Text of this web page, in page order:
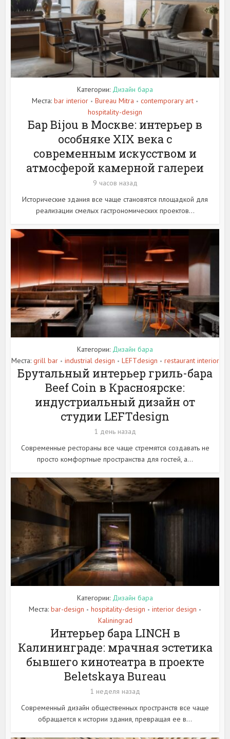
Категории: Дизайн бара
Места: bar interior • Bureau Mitra • contemporary art •
hospitality-design
Бар Bijou в Москве: интерьер в
особняке XIX века с
современным искусством и
атмосферой камерной галереи
9 часов назад
Исторические здания все чаще становятся площадкой для
реализации смелых гастрономических проектов...
Категории: Дизайн бара
Места: grill bar • industrial design • LEFTdesign • restaurant interior
Брутальный интерьер гриль-бара
Beef Coin в Красноярске:
индустриальный дизайн от
студии LEFTdesign
1 день назад
Современные рестораны все чаще стремятся создавать не
просто комфортные пространства для гостей, а...
Категории: Дизайн бара
Места: bar-design • hospitality-design • interior design •
Kaliningrad
Интерьер бара LINCH в
Калининграде: мрачная эстетика
бывшего кинотеатра в проекте
Beletskaya Bureau
1 неделя назад
Современный дизайн общественных пространств все чаще
обращается к истории здания, превращая ее в...